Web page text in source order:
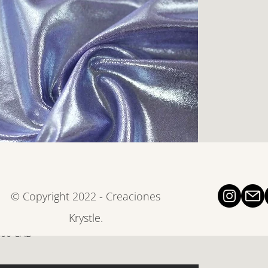
Pastel lavender
CAD
© Copyright 2022 - Creaciones
Krystle.